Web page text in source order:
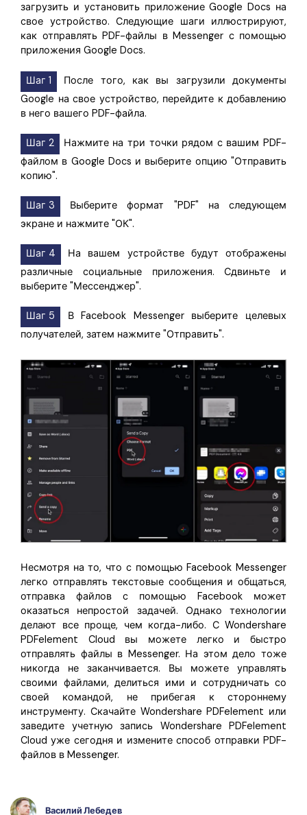
загрузить и установить приложение Google Docs на
свое устройство. Следующие шаги иллюстрируют,
как отправлять PDF-файлы в Messenger с помощью
приложения Google Docs.
Шаг 1
После того, как вы загрузили документы
Google на свое устройство, перейдите к добавлению
в него вашего PDF-файла.
Шаг 2
Нажмите на три точки рядом с вашим PDF-
файлом в Google Docs и выберите опцию "Отправить
копию".
Шаг 3
Выберите формат "PDF" на следующем
экране и нажмите "ОК".
Шаг 4
На вашем устройстве будут отображены
различные социальные приложения. Сдвиньте и
выберите "Мессенджер".
Шаг 5
В Facebook Messenger выберите целевых
получателей, затем нажмите "Отправить".
Несмотря на то, что с помощью Facebook Messenger
легко отправлять текстовые сообщения и общаться,
отправка файлов с помощью Facebook может
оказаться непростой задачей. Однако технологии
делают все проще, чем когда-либо. С Wondershare
PDFelement Cloud вы можете легко и быстро
отправлять файлы в Messenger. На этом дело тоже
никогда не заканчивается. Вы можете управлять
своими файлами, делиться ими и сотрудничать со
своей командой, не прибегая к стороннему
инструменту. Скачайте Wondershare PDFelement или
заведите учетную запись Wondershare PDFelement
Cloud уже сегодня и измените способ отправки PDF-
файлов в Messenger.
Василий Лебедев